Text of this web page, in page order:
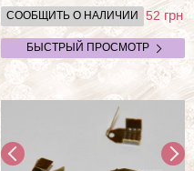
СООБЩИТЬ О НАЛИЧИИ 52грн
БЫСТРЫЙ ПРОСМОТР